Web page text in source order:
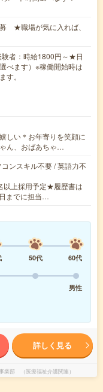
★職場が気に入れば、
者：時給1800円～★日
べます）※稼働開始時は
す。
しい＊お年寄りを笑顔に
ん、おばあちゃ…
ンスキル不要 / 英語力不
以上採用予定★履歴書は
までに担当…
50代
60代
男性
詳しく見る
業部 （医療福祉介護関連）